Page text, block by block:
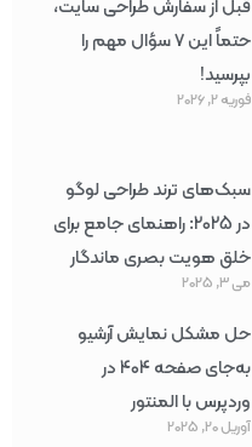
قبل از سفارش طراحی سایت،
حتماً این ۷ سؤال مهم را
بپرسید!
فوریه 2, 2026
سبک‌های ترند طراحی لوگو
در 2025: راهنمای جامع برای
خلق هویت بصری ماندگار
می 3, 2025
حل مشکل نمایش آرشیو
به‌جای صفحه 404 در
وردپرس با المنتور
آوریل 20, 2025